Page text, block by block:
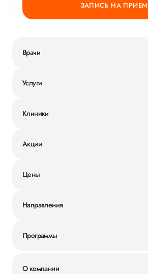
ЗАПИСЬ НА ПРИЕМ
Врачи
Услуги
Клиники
Акции
Цены
Направления
Программы
О компании